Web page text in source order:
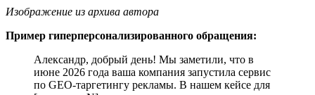
Изображение из архива автора
Пример гиперперсонализированного обращения:
Александр, добрый день! Мы заметили, что в
июне 2026 года ваша компания запустила сервис
по GEO-таргетингу рекламы. В нашем кейсе для